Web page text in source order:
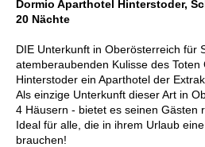
Dormio Aparthotel Hinterstoder,
20 Nächte
DIE Unterkunft in Oberösterreich für
atemberaubenden Kulisse des Toten
Hinterstoder ein Aparthotel der
Als einzige Unterkunft dieser Art in
4 Häusern - bietet es seinen Gästen
Ideal für alle, die in ihrem Urlaub
brauchen!